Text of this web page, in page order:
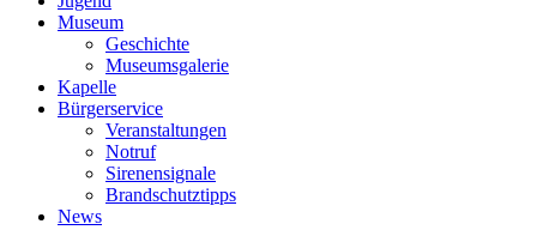
Museum
Geschichte
Museumsgalerie
Kapelle
Bürgerservice
Veranstaltungen
Notruf
Sirenensignale
Brandschutztipps
News